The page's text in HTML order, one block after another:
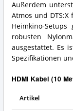
Außerdem
Atmos und
Heimkino-
robusten
ausgestattet. Es
Spezifikationen
HDMI Kabel (10
Artikel